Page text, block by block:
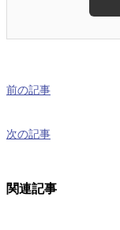
前の記事
次の記事
関連記事